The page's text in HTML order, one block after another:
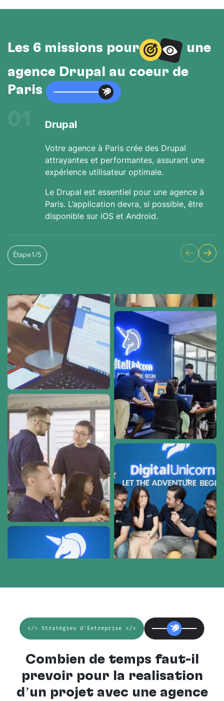
Les 6 missions pour
une
agence Drupal au cœur de
Paris
Drupal
Votre agence à Paris crée des Drupal
attrayantes et performantes, assurant une
expérience utilisateur optimale.
Le Drupal est essentiel pour une agence à
Paris. L’application devra, si possible, être
disponible sur iOS et Android.
Étape1 /5
</> Stratégies d'Entreprise </>
Combien de temps faut-il
prévoir pour la réalisation
d’un projet avec une agence